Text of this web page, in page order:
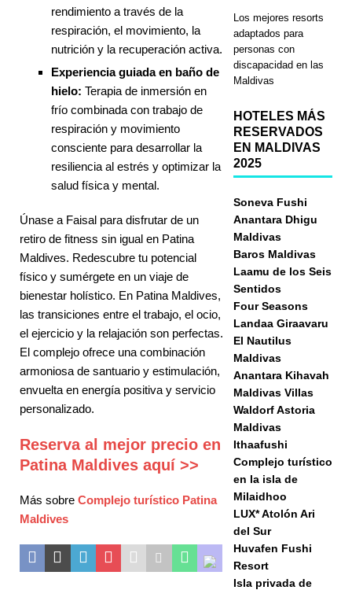
rendimiento a través de la
respiración, el movimiento, la
nutrición y la recuperación activa.
Experiencia guiada en baño de
hielo: Terapia de inmersión en
frío combinada con trabajo de
respiración y movimiento
consciente para desarrollar la
resiliencia al estrés y optimizar la
salud física y mental.
Únase a Faisal para disfrutar de un
retiro de fitness sin igual en Patina
Maldives. Redescubre tu potencial
físico y sumérgete en un viaje de
bienestar holístico. En Patina Maldives,
las transiciones entre el trabajo, el ocio,
el ejercicio y la relajación son perfectas.
El complejo ofrece una combinación
armoniosa de santuario y estimulación,
envuelta en energía positiva y servicio
personalizado.
Reserva al mejor precio en
Patina Maldives aquí >>
Más sobre Complejo turístico Patina
Maldives
Los mejores resorts
adaptados para
personas con
discapacidad en las
Maldivas
HOTELES MÁS
RESERVADOS
EN MALDIVAS
2025
Soneva Fushi
Anantara Dhigu
Maldivas
Baros Maldivas
Laamu de los Seis
Sentidos
Four Seasons
Landaa Giraavaru
El Nautilus
Maldivas
Anantara Kihavah
Maldivas Villas
Waldorf Astoria
Maldivas
Ithaafushi
Complejo turístico
en la isla de
Milaidhoo
LUX* Atolón Ari
del Sur
Huvafen Fushi
Resort
Isla privada de